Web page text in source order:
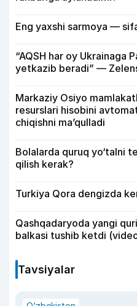
Eng yaxshi sarmoya —
“AQSH har oy Ukrainaga
yetkazib beradi” —
Markaziy Osiyo
resurslari hisobini
chiqishni ma’qulladi
Bolalarda quruq yo‘talni
qilish kerak?
Turkiya Qora dengizda
Qashqadaryoda yangi
balkasi tushib ketdi
Tavsiyalar